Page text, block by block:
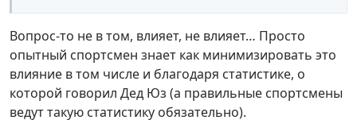
Вопрос-то не в том, влияет, не влияет… Просто
опытный спортсмен знает как минимизировать это
влияние в том числе и благодаря статистике, о
которой говорил Дед Юз (а правильные спортсмены
ведут такую статистику обязательно).